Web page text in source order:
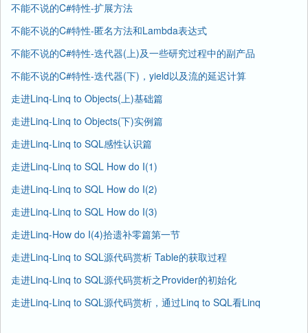
不能不说的C#特性-扩展方法
不能不说的C#特性-匿名方法和Lambda表达式
不能不说的C#特性-迭代器(上)及一些研究过程中的副产品
不能不说的C#特性-迭代器(下)，yield以及流的延迟计算
走进Linq-Linq to Objects(上)基础篇
走进Linq-Linq to Objects(下)实例篇
走进Linq-Linq to SQL感性认识篇
走进Linq-Linq to SQL How do I(1)
走进Linq-Linq to SQL How do I(2)
走进Linq-Linq to SQL How do I(3)
走进Linq-How do I(4)拾遗补零篇第一节
走进Linq-Linq to SQL源代码赏析 Table的获取过程
走进Linq-Linq to SQL源代码赏析之Provider的初始化
走进Linq-Linq to SQL源代码赏析，通过Linq to SQL看Linq